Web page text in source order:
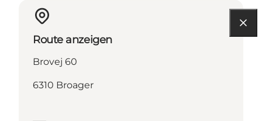
Route anzeigen
Brovej 60
6310 Broager